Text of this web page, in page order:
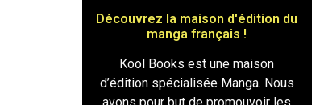
Découvrez la maison d'édition du
manga français !
Kool Books est une maison
d’édition spécialisée Manga. Nous